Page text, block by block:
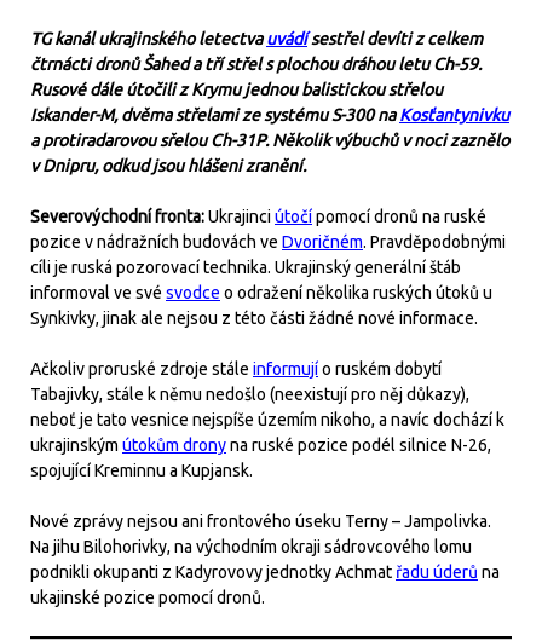
TG kanál ukrajinského letectvauvádísestřel devíti z celkem
čtrnácti dronů Šahed a tří střel s plochou dráhou letu Ch-59.
Rusové dále útočili z Krymu jednou balistickou střelou
Iskander-M, dvěma střelami ze systému S-300 naKosťantynivku
a protiradarovou sřelou Ch-31P. Několik výbuchů v noci zaznělo
v Dnipru, odkud jsou hlášeni zranění.
Severovýchodní fronta:Ukrajinciútočípomocí dronů na ruské
pozice v nádražních budovách ve Dvoričném. Pravděpodobnými
cíli je ruská pozorovací technika. Ukrajinský generální štáb
informoval ve své svodce o odražení několika ruských útoků u
Synkivky, jinak ale nejsou z této části žádné nové informace.
Ačkoliv proruské zdroje stále informujío ruském dobytí
Tabajivky, stále k němu nedošlo (neexistují pro něj důkazy),
neboť je tato vesnice nejspíše územím nikoho, a navíc dochází k
ukrajinským útokům dronyna ruské pozice podél silnice N-26,
spojující Kreminnu a Kupjansk.
Nové zprávy nejsou ani frontového úseku Terny – Jampolivka.
Na jihu Bilohorivky, na východním okraji sádrovcového lomu
podnikli okupanti z Kadyrovovy jednotky Achmat řadu úderů na
ukajinské pozice pomocí dronů.